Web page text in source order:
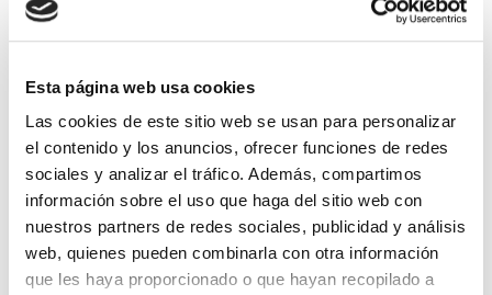
Esta página web usa cookies
Las cookies de este sitio web se usan para personalizar
el contenido y los anuncios, ofrecer funciones de redes
sociales y analizar el tráfico. Además, compartimos
información sobre el uso que haga del sitio web con
nuestros partners de redes sociales, publicidad y análisis
web, quienes pueden combinarla con otra información
que les haya proporcionado o que hayan recopilado a
Search
Search
Campañas